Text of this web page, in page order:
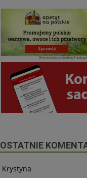
OSTATNIE
Krystyna